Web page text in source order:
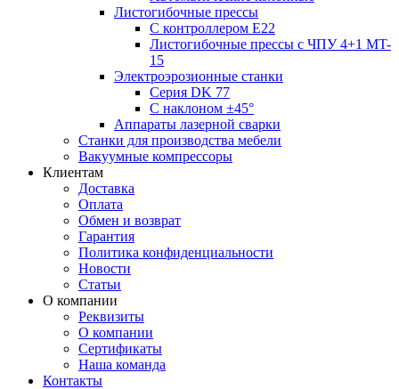
Листогибочные прессы
С контроллером E22
Листогибочные прессы с ЧПУ 4+1 MT-
15
Электроэрозионные станки
Серия DK 77
С наклоном ±45°
Аппараты лазерной сварки
Станки для производства мебели
Вакуумные компрессоры
Клиентам
Доставка
Оплата
Обмен и возврат
Гарантия
Политика конфиденциальности
Новости
Статьи
О компании
Реквизиты
О компании
Сертификаты
Наша команда
Контакты